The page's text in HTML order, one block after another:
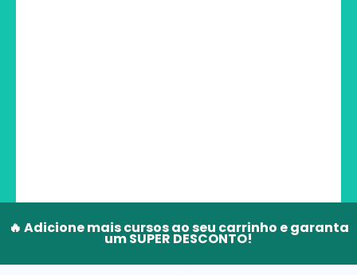
🔥 Adicione mais cursos ao seu carrinho e garanta
um SUPER DESCONTO!